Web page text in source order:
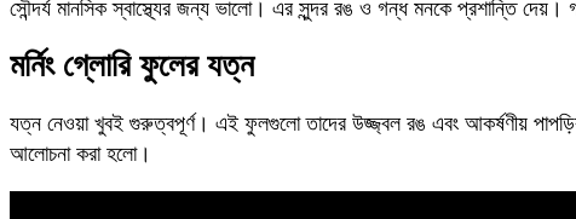
সৌন্দর্য মানসিক স্বাস্থ্যের জন্য ভালো। এর সুন্দর রঙ ও গন্ধ মনকে প্রশান্তি দেয়।
মর্নিং গ্লোরি ফুলের যত্ন
যত্ন নেওয়া খুবই গুরুত্বপূর্ণ। এই ফুলগুলো তাদের উজ্জ্বল রঙ এবং আকর্ষণীয় পাপড়ির
আলোচনা করা হলো।